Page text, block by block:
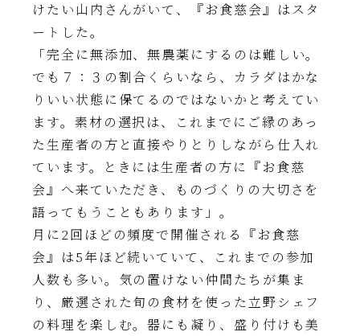
けたい山内さんがいて、『お食慈会』はスタ
ートした。
「完全に無添加、無農薬にするのは難しい。
でも７：３の割合くらいなら、カラダはかな
りいい状態に保てるのではないかと考えてい
ます。素材の選択は、これまでにご縁のあっ
た生産者の方と直接やりとりしながら仕入れ
ています。ときには生産者の方に『お食慈
会』へ来ていただき、ものづくりの大切さを
語ってもうこともあります」。
月に2回ほどの頻度で開催される『お食慈
会』は5年ほど続いていて、これまでの参加
人数も多い。気の置けない仲間たちが集ま
り、厳選された旬の食材を使った立野シェフ
の料理を楽しむ。器にも凝り、盛り付けも美